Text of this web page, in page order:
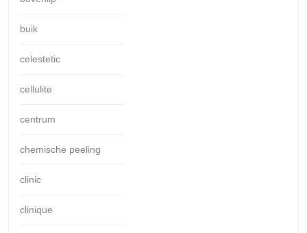
buik
celestetic
cellulite
centrum
chemische peeling
clinic
clinique